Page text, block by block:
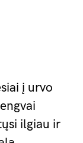
į urvo
ilgiau ir